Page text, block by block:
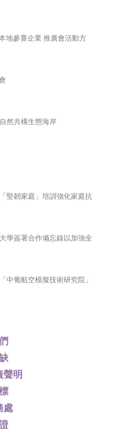
聲明
處
堅韌家庭」培訓強化家庭抗
學簽署合作備忘錄以加強全
中葡航空模擬技術研究院」
地參賽企業 推廣會活動方
然共構生態海岸